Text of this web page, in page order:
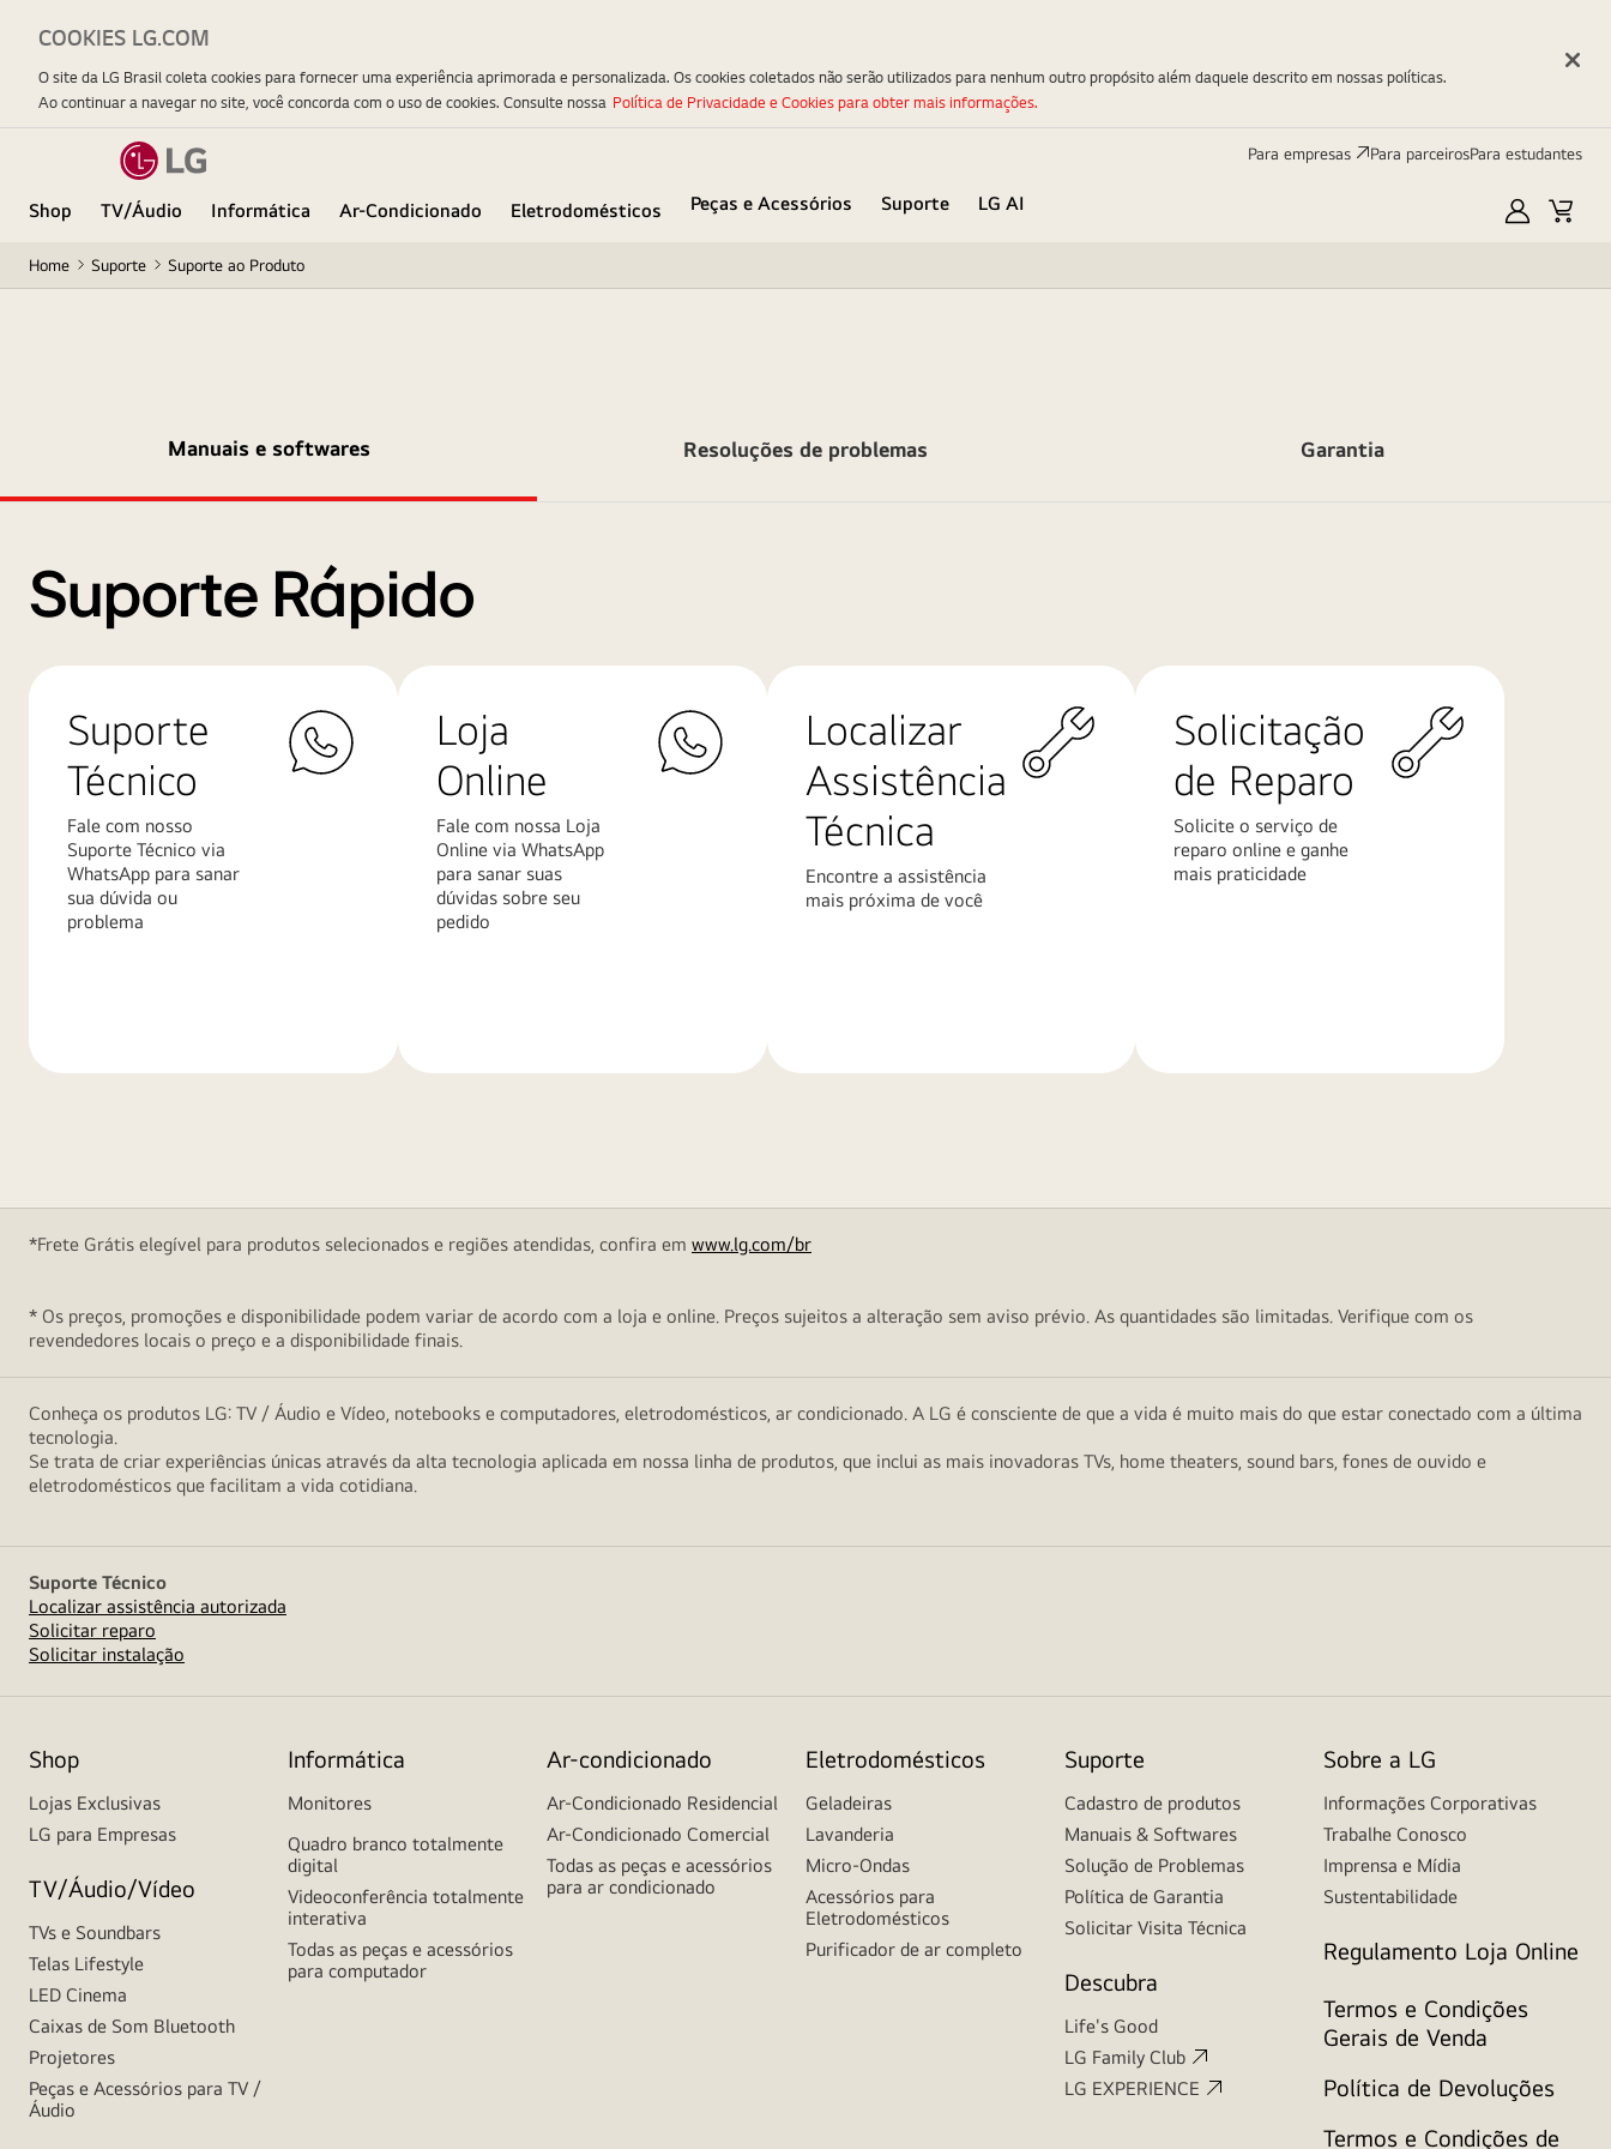
Para empresas Para parceirosPara estudantes
Shop TV/Áudio Informática Ar-Condicionado Eletrodomésticos Peças e Acessórios Suporte
LG AI
Minha
Home Suporte Suporte ao Produto
Manuais e softwares Resoluções de problemas Garantia
Suporte Rápido
Suporte
Técnico
Fale com nosso
Suporte Técnico via
WhatsApp para sanar
sua dúvida ou
problema
Loja
Online
Fale com nossa Loja
Online via WhatsApp
para sanar suas
dúvidas sobre seu
pedido
Localizar
Assistência
Técnica
Encontre a assistência
mais próxima de você
Solicitação
de Reparo
Solicite o serviço de
reparo online e ganhe
mais praticidade
*Frete Grátis elegível para produtos selecionados e regiões atendidas, confira em www.lg.com/br
* Os preços, promoções e disponibilidade podem variar de acordo com a loja e online. Preços sujeitos a alteração sem aviso prévio. As quantidades são limitadas. Verifique com os
revendedores locais o preço e a disponibilidade finais.
Conheça os produtos LG: TV / Áudio e Vídeo, notebooks e computadores, eletrodomésticos, ar condicionado. A LG é consciente de que a vida é muito mais do que estar conectado com a última
tecnologia.
Se trata de criar experiências únicas através da alta tecnologia aplicada em nossa linha de produtos, que inclui as mais inovadoras TVs, home theaters, sound bars, fones de ouvido e
eletrodomésticos que facilitam a vida cotidiana.
Suporte Técnico
Localizar assistência autorizada
Solicitar reparo
Solicitar instalação
Shop
Lojas Exclusivas
LG para Empresas
TV/Áudio/Vídeo
TVs e Soundbars
Telas Lifestyle
LED Cinema
Caixas de Som Bluetooth
Projetores
Peças e Acessórios para TV /
Áudio
Informática
Monitores
Quadro branco totalmente
digital
Videoconferência totalmente
interativa
Todas as peças e acessórios
para computador
Ar-condicionado
Ar-Condicionado Residencial
Ar-Condicionado Comercial
Todas as peças e acessórios
para ar condicionado
Eletrodomésticos
Geladeiras
Lavanderia
Micro-Ondas
Acessórios para
Eletrodomésticos
Purificador de ar completo
Suporte
Cadastro de produtos
Manuais & Softwares
Solução de Problemas
Política de Garantia
Solicitar Visita Técnica
Descubra
Life's Good
LG Family Club
LG EXPERIENCE
Sobre a LG
Informações Corporativas
Trabalhe Conosco
Imprensa e Mídia
Sustentabilidade
Regulamento Loja Online
Termos e Condições
Gerais de Venda
Política de Devoluções
Termos e Condições de
COOKIES LG.COM
O site da LG Brasil coleta cookies para fornecer uma experiência aprimorada e personalizada. Os cookies coletados não serão utilizados para nenhum outro propósito além daquele descrito em nossas políticas.
Ao continuar a navegar no site, você concorda com o uso de cookies. Consulte nossa Política de Privacidade e Cookies para obter mais informações.